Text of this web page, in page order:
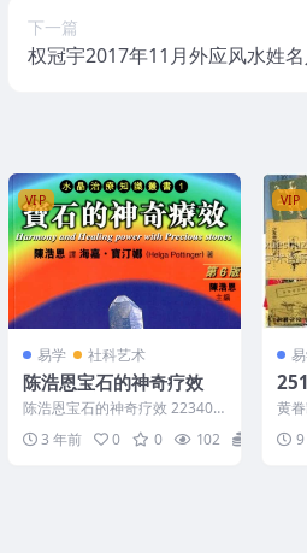
下一篇
权冠宇2017年11月外应风水姓
VIP
易学 社科艺术
陈浩恩宝石的神奇疗效
陈浩恩宝石的神奇疗效 223406-
3 年前 0 0 102
VIP
水
黄
集